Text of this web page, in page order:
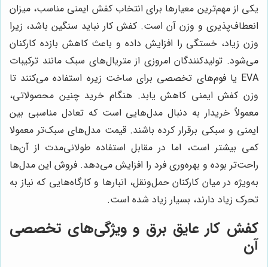
یکی از مهم‌ترین معیارها برای انتخاب کفش ایمنی مناسب، میزان
انعطاف‌پذیری و وزن آن است. کفش کار نباید سنگین باشد، زیرا
وزن زیاد، خستگی را افزایش داده و باعث کاهش بازده کارکنان
می‌شود. تولیدکنندگان امروزی از متریال‌های سبک مانند ترکیبات
EVA یا فوم‌های تخصصی برای ساخت زیره استفاده می‌کنند تا
وزن کفش ایمنی کاهش یابد. هنگام خرید چنین محصولاتی،
معمولاً خریدار به دنبال مدل‌هایی است که تعادل مناسبی بین
ایمنی و سبکی برقرار کرده باشند. قیمت مدل‌های سبک‌تر معمولا
کمی بیشتر است، اما در مقابل استفاده طولانی‌مدت از آن‌ها
راحت‌تر بوده و بهره‌وری فرد را افزایش می‌دهد. فروش این مدل‌ها
به‌ویژه در میان کارکنان حمل‌ونقل، انبارها و کارگاه‌هایی که نیاز به
تحرک زیاد دارند، بسیار زیاد شده است.
کفش کار عایق برق و ویژگی‌های تخصصی
آن